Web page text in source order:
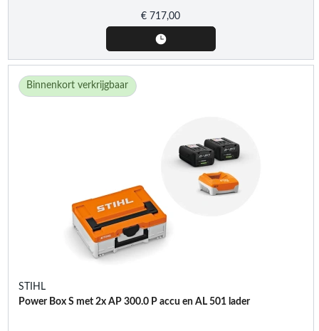
€ 717,00
Binnenkort verkrijgbaar
STIHL
Power Box S met 2x AP 300.0 P accu en AL 501 lader